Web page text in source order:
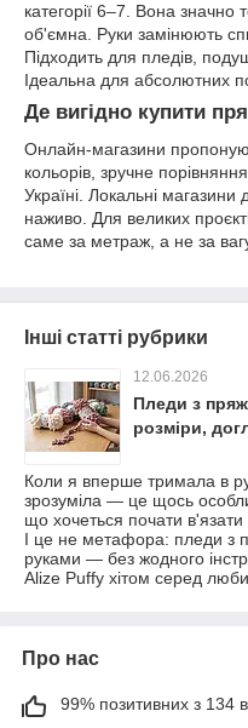
категорії 6–7. Вона значно
об'ємна. Руки замінюють
Підходить для пледів,
Ідеальна для абсолютних
Де вигідно купити
Онлайн-магазини
кольорів, зручне
Україні. Локальні магазини
наживо. Для великих
саме за метраж, а не за
Інші статті рубрики
12.06.2026
Пледи з
розміри,
Коли я вперше тримала в
зрозуміла — це щось
що хочеться почати
І це не метафора: пледи з
руками — без жодного
Alize Puffy хітом серед
Про нас
99% позитивних з 134